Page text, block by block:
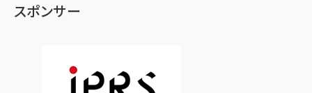
スポンサー